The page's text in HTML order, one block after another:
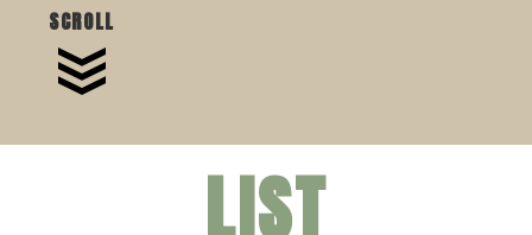
SCROLL
LIST